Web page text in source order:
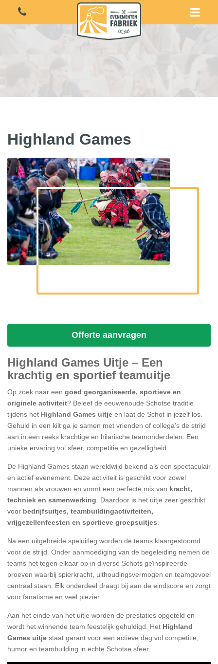
Highland Games
Offerte aanvragen
Highland Games Uitje – Een
krachtig en sportief teamuitje
Op zoek naar een goed georganiseerde, sportieve en
originele activiteit? Beleef de eeuwenoude Schotse traditie
tijdens het Highland Games uitje en laat de Schot in jezelf los.
Gehuld in een kilt ga je samen met vrienden of collega’s de strijd
aan in een reeks krachtige en hilarische teamonderdelen. Een
unieke ervaring vol sfeer, competitie en gezelligheid.
De Highland Games staan wereldwijd bekend als een spectaculair
en actief evenement. Deze activiteit is geschikt voor zowel
mannen als vrouwen en vormt een perfecte mix van kracht,
techniek en samenwerking . Daardoor is het uitje zeer geschikt
voor bedrijfsuitjes, teambuildingactiviteiten,
vrijgezellenfeesten en sportieve groepsuitjes
Na een uitgebreide speluitleg worden de teams klaargestoomd
voor de strijd. Onder aanmoediging van de begeleiding nemen de
teams het tegen elkaar op in diverse Schots geïnspireerde
proeven waarbij spierkracht, uithoudingsvermogen en teamgevoel
centraal staan. Elk onderdeel draagt bij aan de eindscore en zorgt
voor fanatisme en veel plezier.
Aan het einde van het uitje worden de prestaties opgeteld en
wordt het winnende team feestelijk gehuldigd. Het Highland
Games uitje staat garant voor een actieve dag vol competitie,
humor en teambuilding in echte Schotse sfeer.